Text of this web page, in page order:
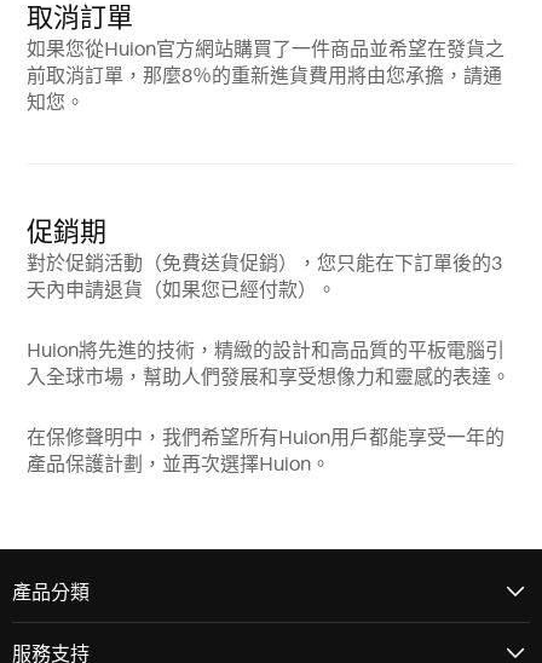
取消訂單
如果您從Huion官方網站購買了一件商品並希望在發貨之
前取消訂單，那麼8％的重新進貨費用將由您承擔，請通
知您。
促銷期
對於促銷活動（免費送貨促銷），您只能在下訂單後的3
天內申請退貨（如果您已經付款）。
Huion將先進的技術，精緻的設計和高品質的平板電腦引
入全球市場，幫助人們發展和享受想像力和靈感的表達。
在保修聲明中，我們希望所有Huion用戶都能享受一年的
產品保護計劃，並再次選擇Huion。
產品分類
服務支持